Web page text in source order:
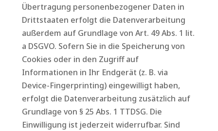
Übertragung personenbezogener Daten in
Drittstaaten erfolgt die Datenverarbeitung
außerdem auf Grundlage von Art. 49 Abs. 1 lit.
a DSGVO. Sofern Sie in die Speicherung von
Cookies oder in den Zugriff auf
Informationen in Ihr Endgerät (z. B. via
Device-Fingerprinting) eingewilligt haben,
erfolgt die Datenverarbeitung zusätzlich auf
Grundlage von § 25 Abs. 1 TTDSG. Die
Einwilligung ist jederzeit widerrufbar. Sind